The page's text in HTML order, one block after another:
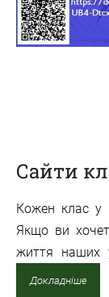
Сайти
Кожен клас у
Якщо ви
життя наших
Докладніше